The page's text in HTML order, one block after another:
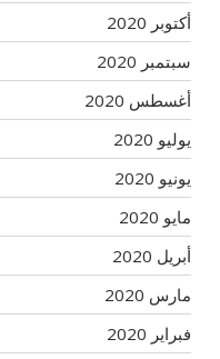
أكتوبر 2020
سبتمبر 2020
أغسطس 2020
يوليو 2020
يونيو 2020
مايو 2020
أبريل 2020
مارس 2020
فبراير 2020